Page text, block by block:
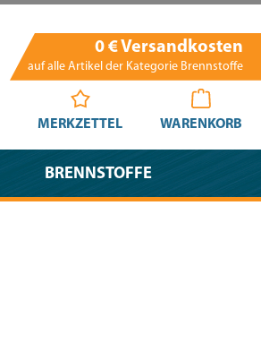
0 € Versandkosten
auf alle Artikel der Kategorie Brennstoffe
MERKZETTEL WARENKORB
BRENNSTOFFE